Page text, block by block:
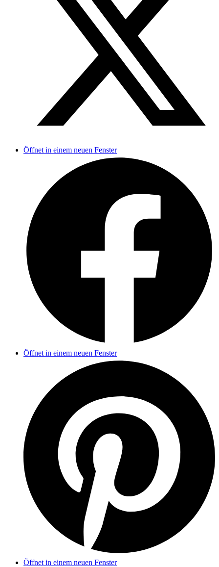
Öffnet in einem neuen Fenster
Öffnet in einem neuen Fenster
Öffnet in einem neuen Fenster